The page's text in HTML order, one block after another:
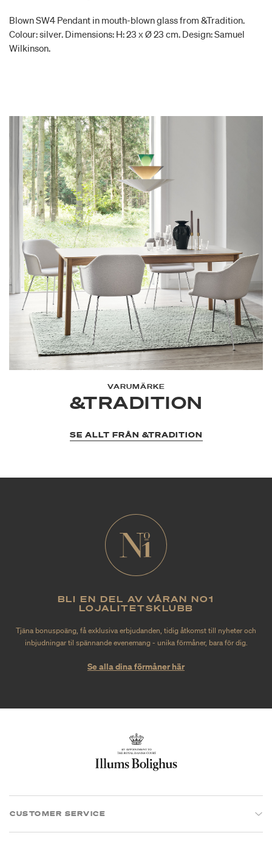
Blown SW4 Pendant in mouth-blown glass from &Tradition.
Colour: silver. Dimensions: H: 23 x Ø 23 cm. Design: Samuel
Wilkinson.
VARUMÄRKE
&TRADITION
SE ALLT FRÅN &TRADITION
BLI EN DEL AV VÅRAN NO1
LOJALITETSKLUBB
Tjäna bonuspoäng, få exklusiva erbjudanden, tidig åtkomst till nyheter och
inbjudningar til spännande evenemang - unika förmåner, bara för dig.
Se alla dina förmåner här
CUSTOMER SERVICE